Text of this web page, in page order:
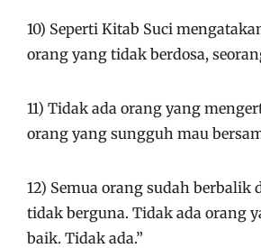
10) Seperti Kitab Suci
orang yang tidak berdosa,
11) Tidak ada orang yang
orang yang sungguh mau
12) Semua orang sudah berbalik
tidak berguna. Tidak ada orang
baik. Tidak ada.”